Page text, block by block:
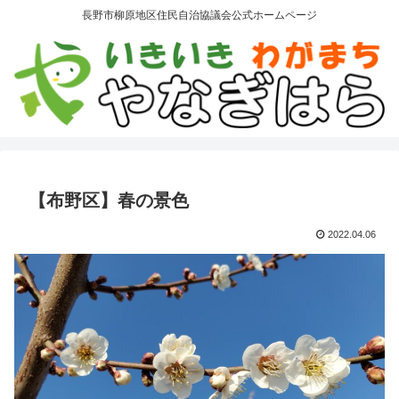
長野市柳原地区住民自治協議会公式ホームページ
【布野区】春の景色
2022.04.06